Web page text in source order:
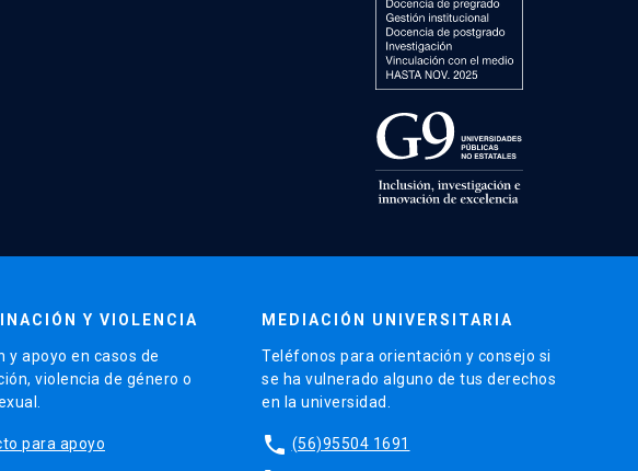
Y VIOLENCIA
y apoyo en casos de
violencia de género o
para apoyo
MEDIACIÓN UNIVERSITARIA
Teléfonos para orientación y consejo si
se ha vulnerado alguno de tus derechos
en la universidad.
phone (56)95504 1691